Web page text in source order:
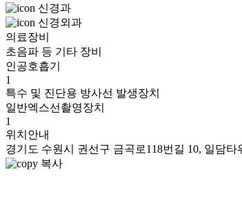
신경과
신경외과
의료장비
초음파 등 기타 장비
인공호흡기
1
특수 및 진단용 방사선 발생장치
일반엑스선촬영장치
1
위치안내
경기도 수원시 권선구 금곡로118번길 10, 일담타
복사